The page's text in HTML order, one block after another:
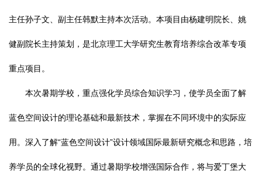
主任孙子文、副主任韩默主持本次活动。本项目由杨建明院长、姚
健副院长主持策划，是北京理工大学研究生教育培养综合改革专项
重点项目。
本次暑期学校，重点强化学员综合知识学习，使学员全面了解
蓝色空间设计的理论基础和最新技术，掌握在不同环境中的实际应
用。深入了解“蓝色空间设计”设计领域国际最新研究概念和思路，培
养学员的全球化视野。通过暑期学校增强国际合作，将与爱丁堡大